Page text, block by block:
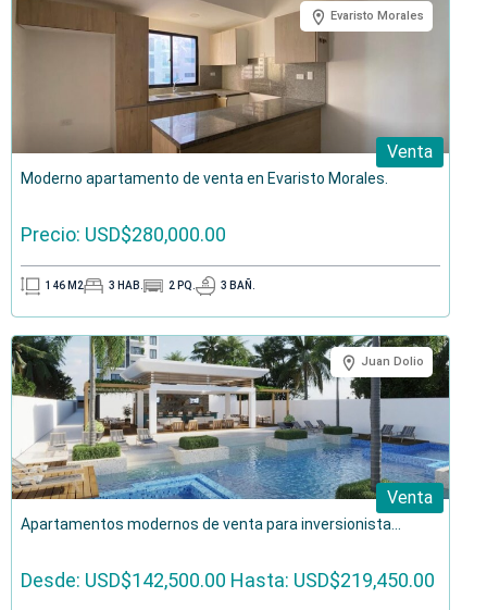
Evaristo Morales
Venta
Moderno apartamento de venta en Evaristo Morales.
Precio: USD$280,000.00
146 M2 3 HAB. 2 PQ. 3 BAÑ.
Juan Dolio
Venta
Apartamentos modernos de venta para inversionista...
Desde: USD$142,500.00 Hasta: USD$219,450.00